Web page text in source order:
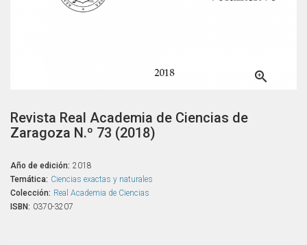

Revista Real Academia de Ciencias de
Zaragoza N.º 73 (2018)
Año de edición: 2018
Temática: Ciencias exactas y naturales
Colección: Real Academia de Ciencias
ISBN: 0370-3207